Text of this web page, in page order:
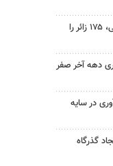
۸۲۵ میلیون تومان کمک مردمی، ۱۷۵ زائر را
دهه آخر صفر
ارزآوری در سایه
گذرگاه